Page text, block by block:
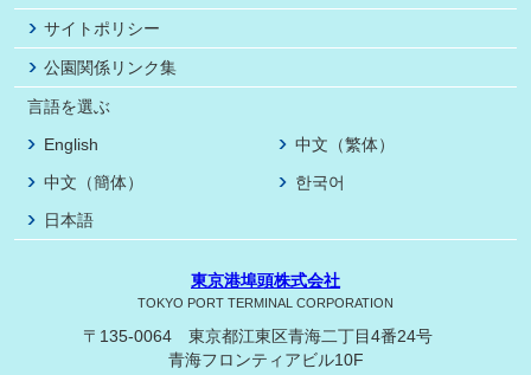
サイトポリシー
公園関係リンク集
言語を選ぶ
English
中文（繁体）
中文（簡体）
한국어
日本語
東京港埠頭株式会社
TOKYO PORT TERMINAL CORPORATION
〒135-0064 東京都江東区青海二丁目4番24号
青海フロンティアビル10F